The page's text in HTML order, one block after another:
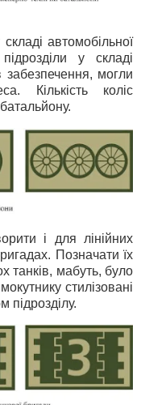
автомобільної
у складі
забезпечення, могли
Кількість коліс
і для лінійних
Позначати їх
танків, мабуть, було
стилізовані
підрозділу.